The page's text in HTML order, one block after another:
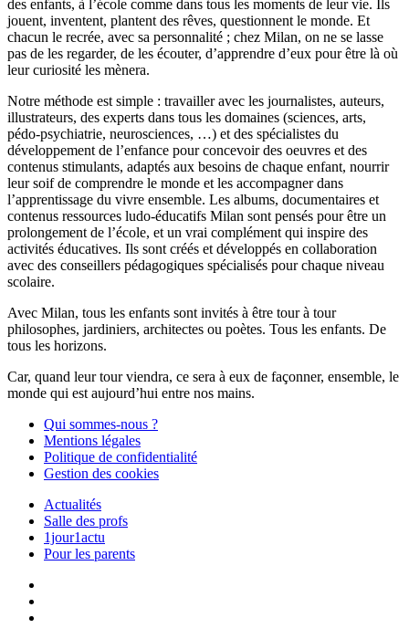
des enfants, à l’école comme dans tous les moments de leur vie. Ils
jouent, inventent, plantent des rêves, questionnent le monde. Et
chacun le recrée, avec sa personnalité ; chez Milan, on ne se lasse
pas de les regarder, de les écouter, d’apprendre d’eux pour être là où
leur curiosité les mènera.
Notre méthode est simple : travailler avec les journalistes, auteurs,
illustrateurs, des experts dans tous les domaines (sciences, arts,
pédo-psychiatrie, neurosciences, …) et des spécialistes du
développement de l’enfance pour concevoir des oeuvres et des
contenus stimulants, adaptés aux besoins de chaque enfant, nourrir
leur soif de comprendre le monde et les accompagner dans
l’apprentissage du vivre ensemble. Les albums, documentaires et
contenus ressources ludo-éducatifs Milan sont pensés pour être un
prolongement de l’école, et un vrai complément qui inspire des
activités éducatives. Ils sont créés et développés en collaboration
avec des conseillers pédagogiques spécialisés pour chaque niveau
scolaire.
Avec Milan, tous les enfants sont invités à être tour à tour
philosophes, jardiniers, architectes ou poètes. Tous les enfants. De
tous les horizons.
Car, quand leur tour viendra, ce sera à eux de façonner, ensemble, le
monde qui est aujourd’hui entre nos mains.
Qui sommes-nous ?
Mentions légales
Politique de confidentialité
Gestion des cookies
Actualités
Salle des profs
1jour1actu
Pour les parents